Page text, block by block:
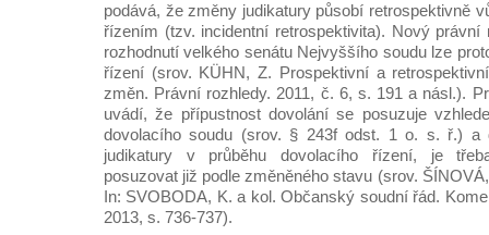
podává, že změny judikatury působí retrospektivně
řízením (tzv. incidentní retrospektivita). Nový právní
rozhodnutí velkého senátu Nejvyššího soudu lze
řízení (srov. KÜHN, Z. Prospektivní a
změn. Právní rozhledy. 2011, č. 6, s. 191 a násl.).
uvádí, že přípustnost dovolání se posuzuje
dovolacího soudu (srov. § 243f odst. 1 o. s. ř.) a
judikatury v průběhu dovolacího řízení, je
posuzovat již podle změněného stavu (srov.
In: SVOBODA, K. a kol. Občanský soudní řád.
2013, s. 736-737).